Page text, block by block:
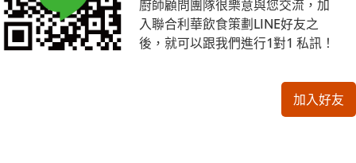
廚師顧問團隊很樂意與您交流，加
入聯合利華飲食策劃LINE好友之
後，就可以跟我們進行1對1 私訊！
加入好友